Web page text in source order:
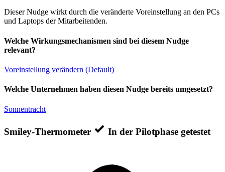
Dieser Nudge wirkt durch die veränderte Voreinstellung an den PCs
und Laptops der Mitarbeitenden.
Welche Wirkungsmechanismen sind bei diesem Nudge
relevant?
Voreinstellung verändern (Default)
Welche Unternehmen haben diesen Nudge bereits umgesetzt?
Sonnentracht
Smiley-Thermometer In der Pilotphase getestet